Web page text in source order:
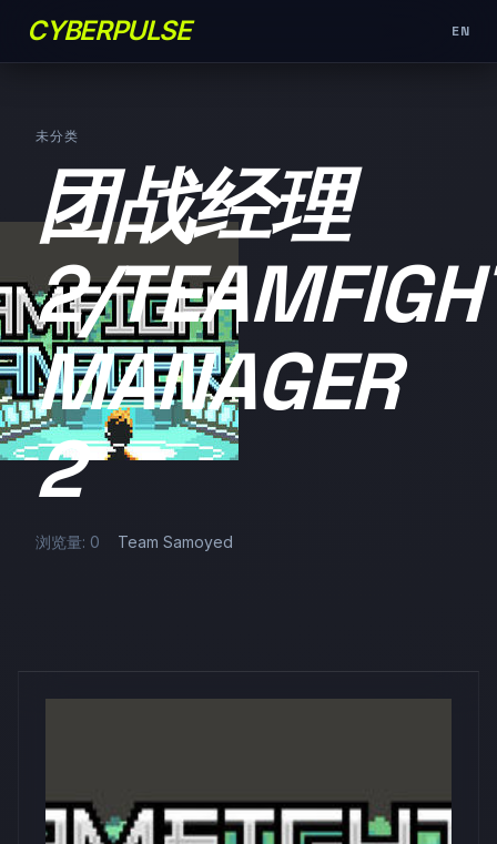
CYBERPULSE EN
未分类
团战经理
2/
MANAGER
2
浏览量: 0 Team Samoyed